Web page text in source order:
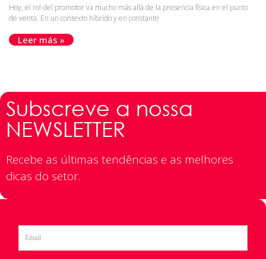
Hoy, el rol del promotor va mucho más allá de la presencia física en el punto
de venta. En un contexto híbrido y en constante
Leer más »
Subscreve a nossa
NEWSLETTER
Recebe as últimas tendências e as melhores
dicas do setor.